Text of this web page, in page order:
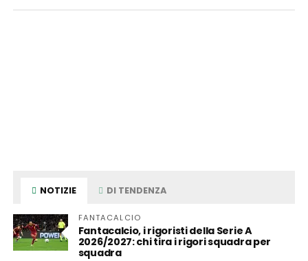
NOTIZIE DI TENDENZA
FANTACALCIO
Fantacalcio, i rigoristi della Serie A
2026/2027: chi tira i rigori squadra per
squadra